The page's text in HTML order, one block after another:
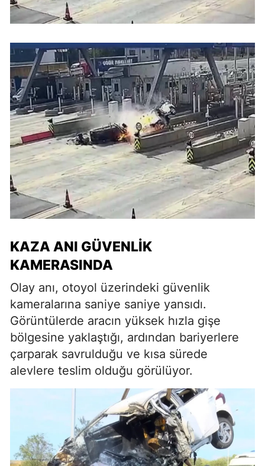
KAZA ANI GÜVENLIK
KAMERASINDA
Olay anı, otoyol üzerindeki güvenlik
kameralarına saniye saniye yansıdı.
Görüntülerde aracın yüksek hızla gişe
bölgesine yaklaştığı, ardından bariyerlere
çarparak savrulduğu ve kısa sürede
alevlere teslim olduğu görülüyor.